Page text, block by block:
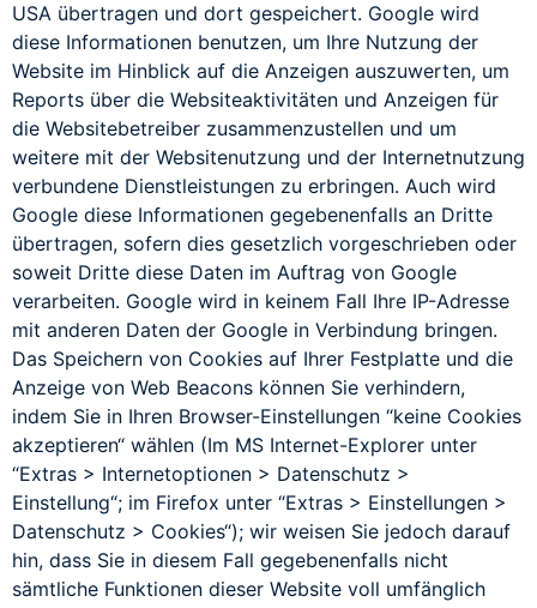
USA übertragen und dort gespeichert. Google wird
diese Informationen benutzen, um Ihre Nutzung der
Website im Hinblick auf die Anzeigen auszuwerten, um
Reports über die Websiteaktivitäten und Anzeigen für
die Websitebetreiber zusammenzustellen und um
weitere mit der Websitenutzung und der Internetnutzung
verbundene Dienstleistungen zu erbringen. Auch wird
Google diese Informationen gegebenenfalls an Dritte
übertragen, sofern dies gesetzlich vorgeschrieben oder
soweit Dritte diese Daten im Auftrag von Google
verarbeiten. Google wird in keinem Fall Ihre IP-Adresse
mit anderen Daten der Google in Verbindung bringen.
Das Speichern von Cookies auf Ihrer Festplatte und die
Anzeige von Web Beacons können Sie verhindern,
indem Sie in Ihren Browser-Einstellungen “keine Cookies
akzeptieren“ wählen (Im MS Internet-Explorer unter
“Extras > Internetoptionen > Datenschutz >
Einstellung“; im Firefox unter “Extras > Einstellungen >
Datenschutz > Cookies“); wir weisen Sie jedoch darauf
hin, dass Sie in diesem Fall gegebenenfalls nicht
sämtliche Funktionen dieser Website voll umfänglich